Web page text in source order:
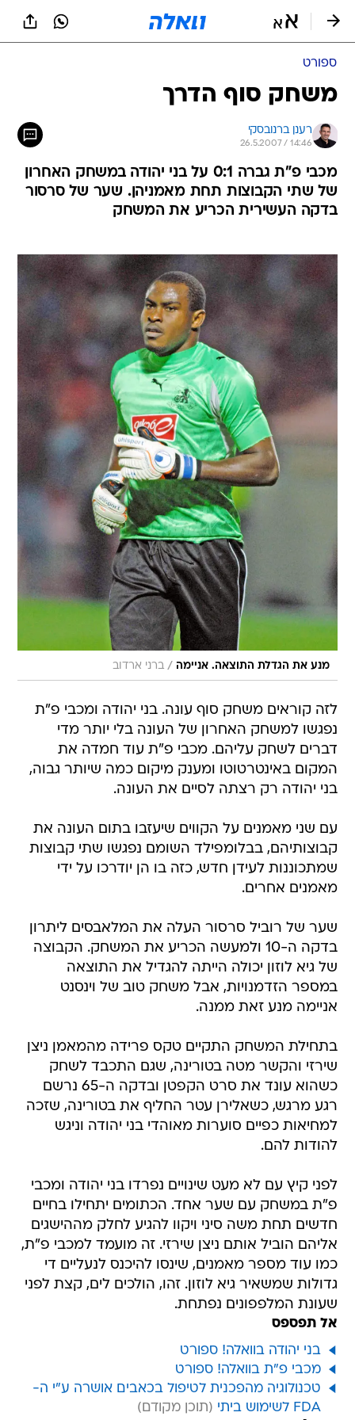
ספורט
משחק סוף הדרך
רענן ברנובסקי
26.5.2007 / 14:46
מכבי פ"ת גברה 0:1 על בני יהודה במשחק האחרון
של שתי הקבוצות תחת מאמניהן. שער של סרסור
בדקה העשירית הכריע את המשחק
מנע את הגדלת התוצאה. אניימה / ברני ארדוב
לזה קוראים משחק סוף עונה. בני יהודה ומכבי פ"ת
נפגשו למשחק האחרון של העונה בלי יותר מדי
דברים לשחק עליהם. מכבי פ"ת עוד חמדה את
המקום באינטרטוטו ומענק מיקום כמה שיותר גבוה,
בני יהודה רק רצתה לסיים את העונה.
עם שני מאמנים על הקווים שיעזבו בתום העונה את
קבוצותיהם, בבלומפילד השומם נפגשו שתי קבוצות
שמתכוננות לעידן חדש, כזה בו הן יודרכו על ידי
מאמנים אחרים.
שער של רוביל סרסור העלה את המלאבסים ליתרון
בדקה ה-10 ולמעשה הכריע את המשחק. הקבוצה
של גיא לוזון יכולה הייתה להגדיל את התוצאה
במספר הזדמנויות, אבל משחק טוב של וינסנט
אניימה מנע זאת ממנה.
בתחילת המשחק התקיים טקס פרידה מהמאמן ניצן
שירזי והקשר מטה בטורינה, שגם התכבד לשחק
כשהוא עונד את סרט הקפטן ובדקה ה-65 נרשם
רגע מרגש, כשאלירן עטר החליף את בטורינה, שזכה
למחיאות כפיים סוערות מאוהדי בני יהודה וניגש
להודות להם.
לפני קיץ עם לא מעט שינויים נפרדו בני יהודה ומכבי
פ"ת במשחק עם שער אחד. הכתומים יתחילו בחיים
חדשים תחת משה סיני ויקוו להגיע לחלק מההישגים
אליהם הוביל אותם ניצן שירזי. זה מועמד למכבי פ"ת,
כמו עוד מספר מאמנים, שינסו להיכנס לנעליים די
גדולות שמשאיר גיא לוזון. זהו, הולכים לים, קצת לפני
שעונת המלפפונים נפתחת.
אל תפספס
בני יהודה בוואלה! ספורט
מכבי פ"ת בוואלה! ספורט
טכנולוגיה מהפכנית לטיפול בכאבים אושרה ע"י ה-
FDA לשימוש ביתי